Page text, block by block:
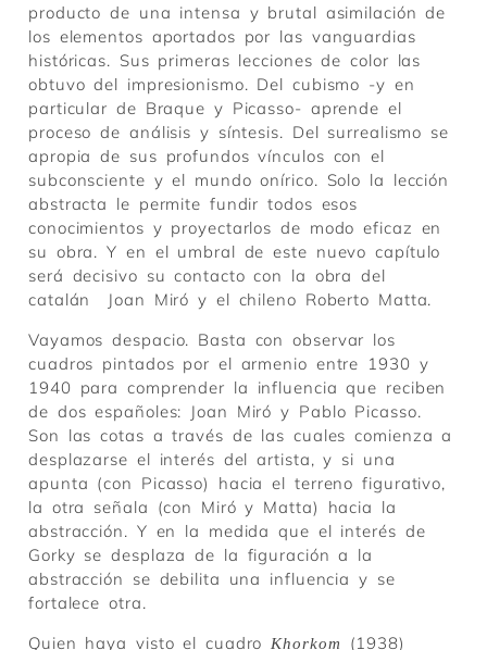
producto de una intensa y brutal asimilación de
los elementos aportados por las vanguardias
históricas. Sus primeras lecciones de color las
obtuvo del impresionismo. Del cubismo -y en
particular de Braque y Picasso- aprende el
proceso de análisis y síntesis. Del surrealismo se
apropia de sus profundos vínculos con el
subconsciente y el mundo onírico. Solo la lección
abstracta le permite fundir todos esos
conocimientos y proyectarlos de modo eficaz en
su obra. Y en el umbral de este nuevo capítulo
será decisivo su contacto con la obra del
catalán Joan Miró y el chileno Roberto Matta.
Vayamos despacio. Basta con observar los
cuadros pintados por el armenio entre 1930 y
1940 para comprender la influencia que reciben
de dos españoles: Joan Miró y Pablo Picasso.
Son las cotas a través de las cuales comienza a
desplazarse el interés del artista, y si una
apunta (con Picasso) hacia el terreno figurativo,
la otra señala (con Miró y Matta) hacia la
abstracción. Y en la medida que el interés de
Gorky se desplaza de la figuración a la
abstracción se debilita una influencia y se
fortalece otra.
Quien haya visto el cuadro
Khorkom (1938)